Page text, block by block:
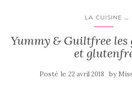
LA CUISINE ...
Yummy & Guiltfree les
et
Posté le 22 avril 2018 by